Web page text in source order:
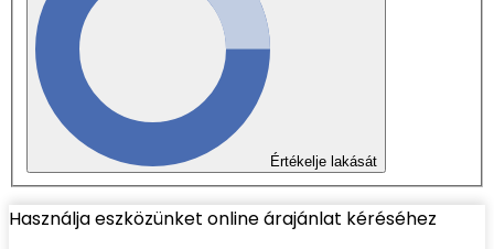
Értékelje lakását
Használja eszközünket online árajánlat kéréséhez